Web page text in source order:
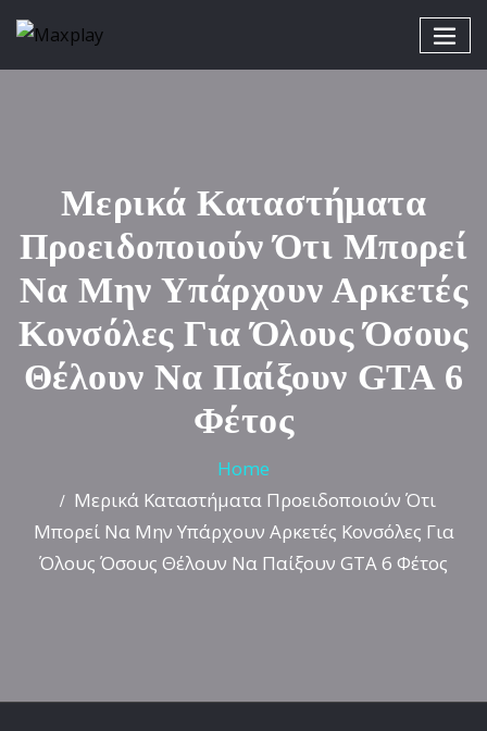
Μερικά Καταστήματα
Προειδοποιούν Ότι Μπορεί
Να Μην Υπάρχουν Αρκετές
Κονσόλες Για Όλους Όσους
Θέλουν Να Παίξουν GTA 6
Φέτος
Home
Μερικά Καταστήματα Προειδοποιούν Ότι
Μπορεί Να Μην Υπάρχουν Αρκετές Κονσόλες Για
Όλους Όσους Θέλουν Να Παίξουν GTA 6 Φέτος